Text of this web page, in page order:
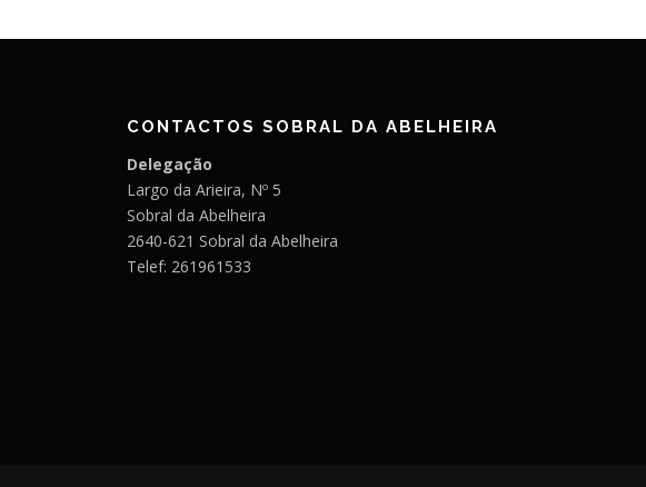
CONTACTOS SOBRAL DA ABELHEIRA
Delegação
Largo da Arieira, Nº 5
Sobral da Abelheira
2640-621 Sobral da Abelheira
Telef: 261961533